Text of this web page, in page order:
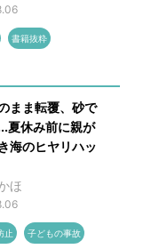
書籍抜粋
まま転覆、砂で
夏休み前に親が
海のヒヤリハッ
ほ
止 子どもの事故